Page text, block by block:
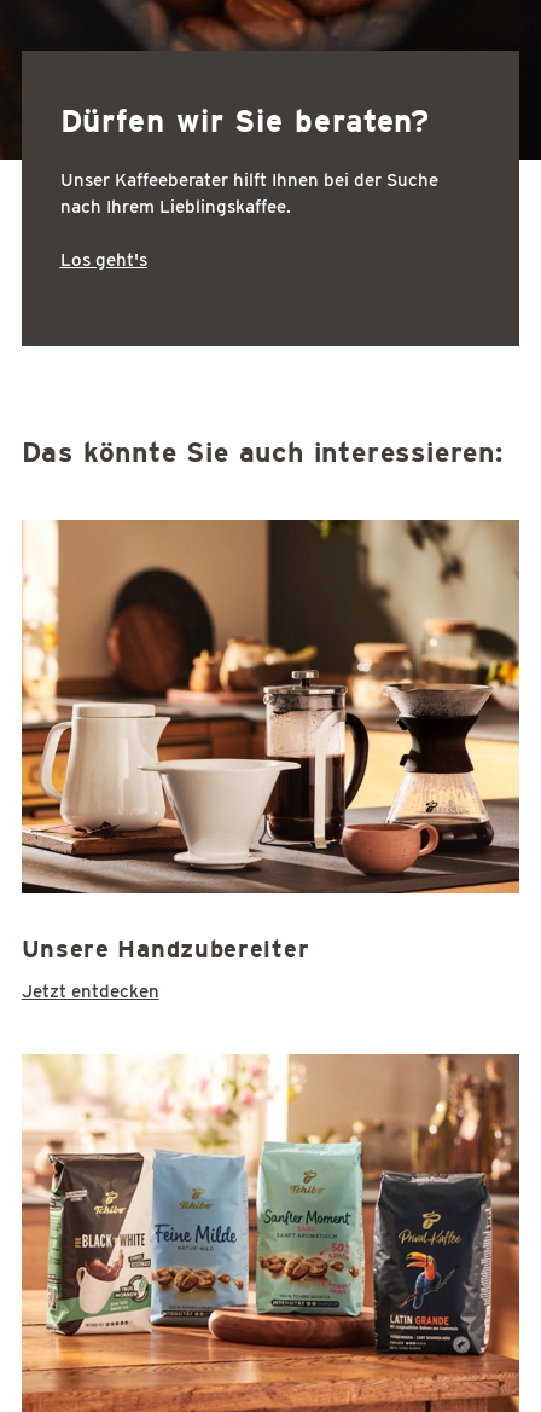
Dürfen wir Sie beraten?
Unser Kaffeeberater hilft Ihnen bei der Suche
nach Ihrem Lieblingskaffee.
Los geht's
Das könnte Sie auch interessieren:
Unsere Handzubereiter
Jetzt entdecken